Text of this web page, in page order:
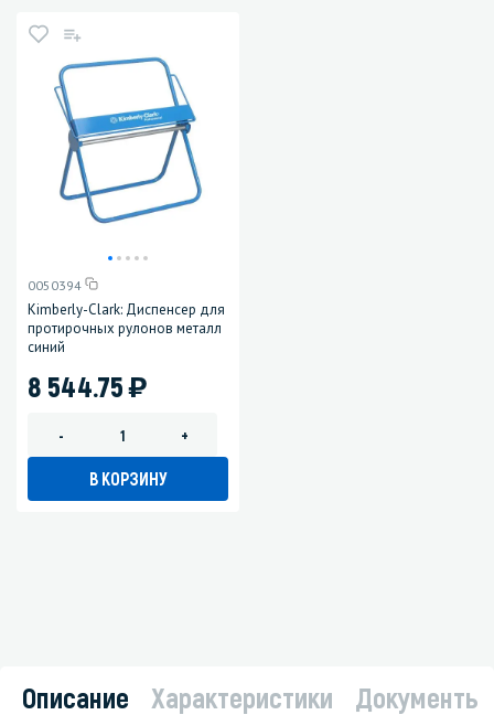
0050394
Kimberly-Clark: Диспенсер для
протирочных рулонов металл
синий
8 544.75)
- +
В КОРЗИНУ
Описание Характеристики Документы